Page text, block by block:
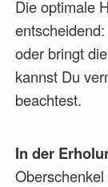
Die optimale
oder bringt
kannst Du
beachtest.
In der